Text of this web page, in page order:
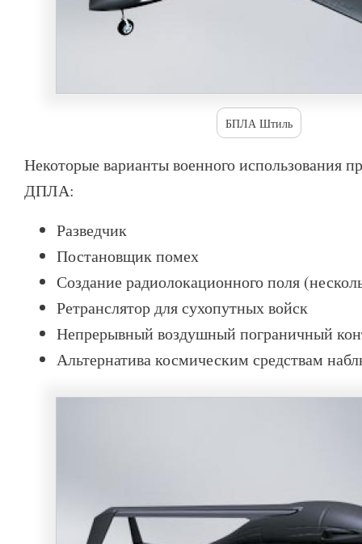
БПЛА Штиль
Некоторые варианты военного использования
ДПЛА:
Разведчик
Постановщик помех
Создание радиолокационного поля
Ретранслятор для сухопутных войск
Непрерывный воздушный пограничный
Альтернатива космическим средствам